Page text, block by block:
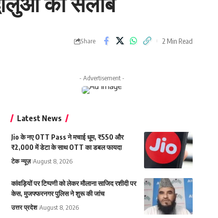
Share 2 Min Read
- Advertisement -
Latest News
Jio के नए OTT Pass ने मचाई धूम, ₹550 और
₹2,000 में डेटा के साथ OTT का डबल फायदा
टेक न्यूज़ August 8, 2026
कांवड़ियों पर टिप्पणी को लेकर मौलाना साजिद रशीदी पर
केस, मुजफ्फरनगर पुलिस ने शुरू की जांच
उत्तर प्रदेश August 8, 2026